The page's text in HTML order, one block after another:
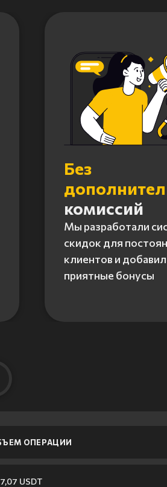
Без
комиссий
Мы разработали
скидок для
клиентов и
приятные бонусы
ОПЕРАЦИИ
USDT